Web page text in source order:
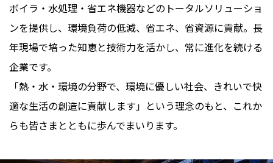
ボイラ・水処理・省エネ機器などのトータルソリューショ
ンを提供し、環境負荷の低減、省エネ、省資源に貢献。長
年現場で培った知恵と技術力を活かし、常に進化を続ける
企業です。
「熱・水・環境の分野で、環境に優しい社会、きれいで快
適な生活の創造に貢献します」という理念のもと、これか
らも皆さまとともに歩んでまいります。